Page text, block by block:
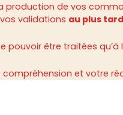
production de vos
validations au plus
pouvoir être traitées qu’à
et votre